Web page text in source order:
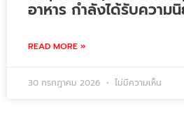
อาหาร กำลังได้รับความ
READ MORE »
30 กรกฎาคม 2026 ไม่มีความเห็น